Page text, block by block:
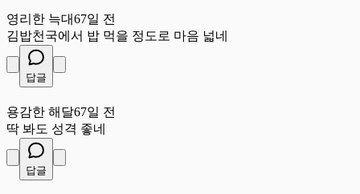
영리한 늑대67일 전
김밥천국에서 밥 먹을 정도로 마음 넓네
답글
용감한 해달67일 전
딱 봐도 성격 좋네
답글